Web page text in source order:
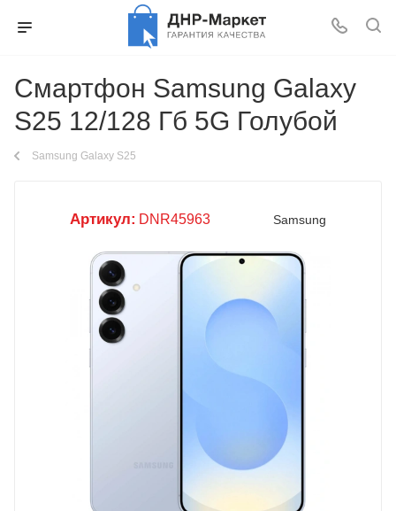
Смартфон Samsung Galaxy
S25 12/128 Гб 5G Голубой
Samsung Galaxy S25
Артикул: DNR45963 Samsung